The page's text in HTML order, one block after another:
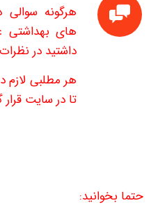
هرگونه سوالی
های بهداشتی
داشتید در
هر مطلبی لازم
تا در سایت قرار
حتما بخوانید: